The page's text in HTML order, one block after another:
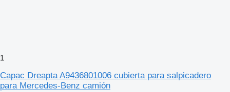
1
Capac Dreapta A9436801006 cubierta para salpicadero
para Mercedes-Benz camión